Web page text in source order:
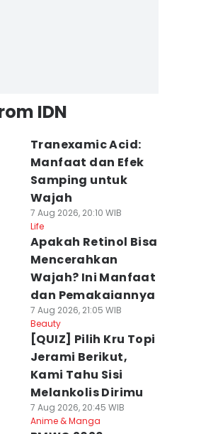
IDN
Tranexamic Acid:
Manfaat dan Efek
Samping untuk
Wajah
7 Aug 2026, 20:10 WIB
Life
Apakah Retinol Bisa
Mencerahkan
Wajah? Ini Manfaat
dan Pemakaiannya
7 Aug 2026, 21:05 WIB
Beauty
[QUIZ] Pilih Kru Topi
Jerami Berikut,
Kami Tahu Sisi
Melankolis Dirimu
7 Aug 2026, 20:45 WIB
Anime & Manga